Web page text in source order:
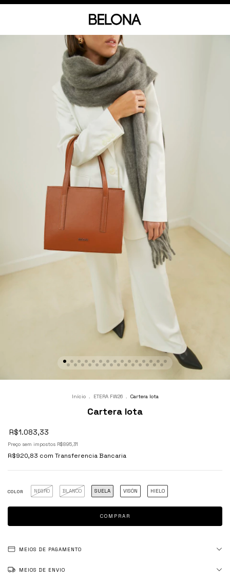
Início . ETERA FW26 . Cartera Iota
Cartera Iota
R$1.083,33
Preço sem impostos R$895,31
R$920,83 com Transferencia Bancaria
COLOR NEGRO BLANCO SUELA VISÓN HIELO
MEIOS DE PAGAMENTO
MEIOS DE ENVIO